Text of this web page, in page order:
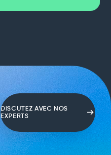
DISCUTEZ AVEC NOS
EXPERTS